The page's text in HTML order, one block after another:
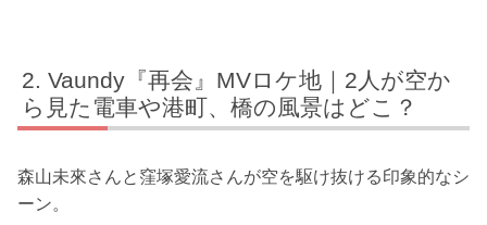
Vaundy『再会』MVロケ地｜2人が空か
ら見た電車や港町、橋の風景はどこ？
森山未來さんと窪塚愛流さんが空を駆け抜ける印象的なシ
ーン。